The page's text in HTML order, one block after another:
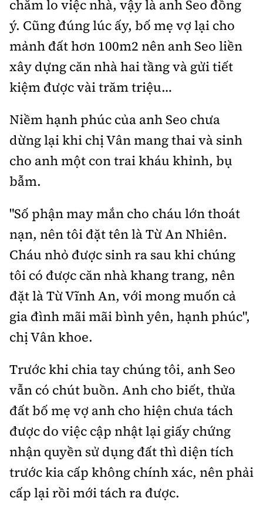
chăm lo việc nhà, vậy là anh Seo đồng
ý. Cũng đúng lúc ấy, bố mẹ vợ lại cho
mảnh đất hơn 100m2 nên anh Seo liền
xây dựng căn nhà hai tầng và gửi tiết
kiệm được vài trăm triệu…
Niềm hạnh phúc của anh Seo chưa
dừng lại khi chị Vân mang thai và sinh
cho anh một con trai kháu khỉnh, bụ
bẫm.
"Số phận may mắn cho cháu lớn thoát
nạn, nên tôi đặt tên là Từ An Nhiên.
Cháu nhỏ được sinh ra sau khi chúng
tôi có được căn nhà khang trang, nên
đặt là Từ Vĩnh An, với mong muốn cả
gia đình mãi mãi bình yên, hạnh phúc",
chị Vân khoe.
Trước khi chia tay chúng tôi, anh Seo
vẫn có chút buồn. Anh cho biết, thửa
đất bố mẹ vợ anh cho hiện chưa tách
được do việc cập nhật lại giấy chứng
nhận quyền sử dụng đất thì diện tích
trước kia cấp không chính xác, nên phải
cấp lại rồi mới tách ra được.